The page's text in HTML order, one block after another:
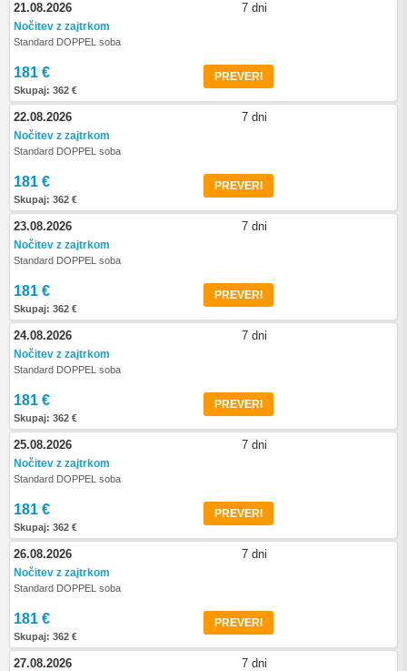
21.08.2026 7 dni
Nočitev z zajtrkom
Standard DOPPEL soba
181 €
Skupaj: 362 €
PREVERI
22.08.2026 7 dni
Nočitev z zajtrkom
Standard DOPPEL soba
181 €
Skupaj: 362 €
PREVERI
23.08.2026 7 dni
Nočitev z zajtrkom
Standard DOPPEL soba
181 €
Skupaj: 362 €
PREVERI
24.08.2026 7 dni
Nočitev z zajtrkom
Standard DOPPEL soba
181 €
Skupaj: 362 €
PREVERI
25.08.2026 7 dni
Nočitev z zajtrkom
Standard DOPPEL soba
181 €
Skupaj: 362 €
PREVERI
26.08.2026 7 dni
Nočitev z zajtrkom
Standard DOPPEL soba
181 €
Skupaj: 362 €
PREVERI
27.08.2026 7 dni